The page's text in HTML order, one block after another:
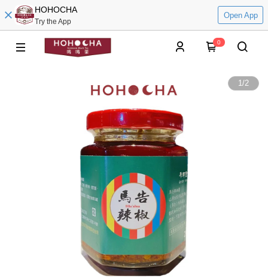
HOHOCHA
Try the App
Open App
0
1/2